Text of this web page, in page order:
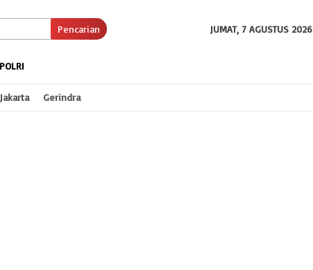
Pencarian JUMAT, 7 AGUSTUS 2026
Gerindra